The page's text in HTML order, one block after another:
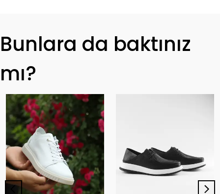
Bunlara da baktınız
mı?